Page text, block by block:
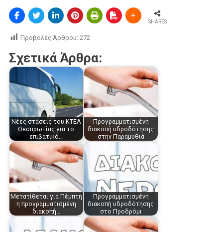
SHARES
Προβολές Άρθρου: 272
Σχετικά Άρθρα:
Νέες στάσεις του ΚΤΕΛ
Θεσπρωτίας για το
επιβατικό…
Προγραμματισμένη
διακοπή υδροδότησης
στην Παραμυθιά
Μετατίθεται για Πέμπτη
η προγραμματισμένη
διακοπή…
Προγραμματισμένη
διακοπή υδροδότησης
στο Προδρόμι